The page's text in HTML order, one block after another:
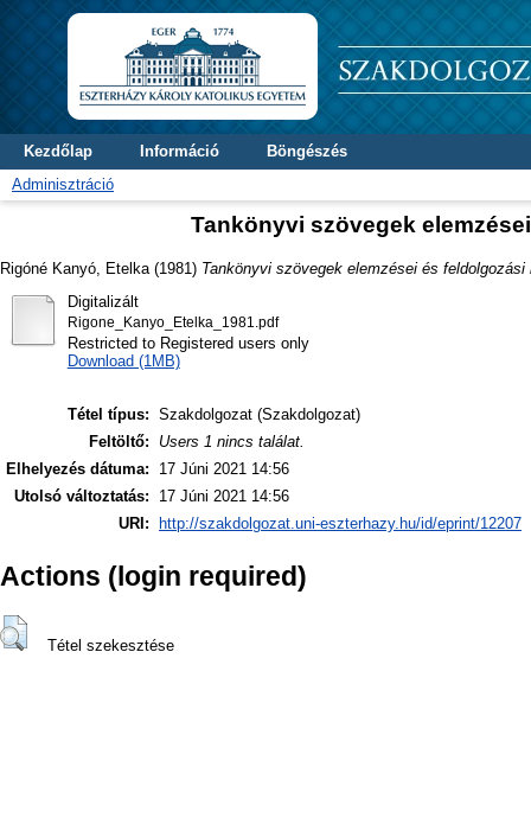
Kezdőlap Információ
Böngészés
Adminisztráció
Tankönyvi szövegek
Rigóné Kanyó, Etelka (1981) Tankönyvi szövegek elemzései és feldolgozási
Digitalizált
Rigone_Kanyo_Etelka_1981.pdf
Restricted to Registered users only
Download (1MB)
Tétel típus: Szakdolgozat (Szakdolgozat)
Feltöltő:
Users 1 nincs találat.
Elhelyezés dátuma:
17 Júni 2021 14:56
Utolsó változtatás:
17 Júni 2021 14:56
URI:
http://szakdolgozat.uni-eszterhazy.hu/id/eprint/12207
Actions (login required)
Tétel szekesztése